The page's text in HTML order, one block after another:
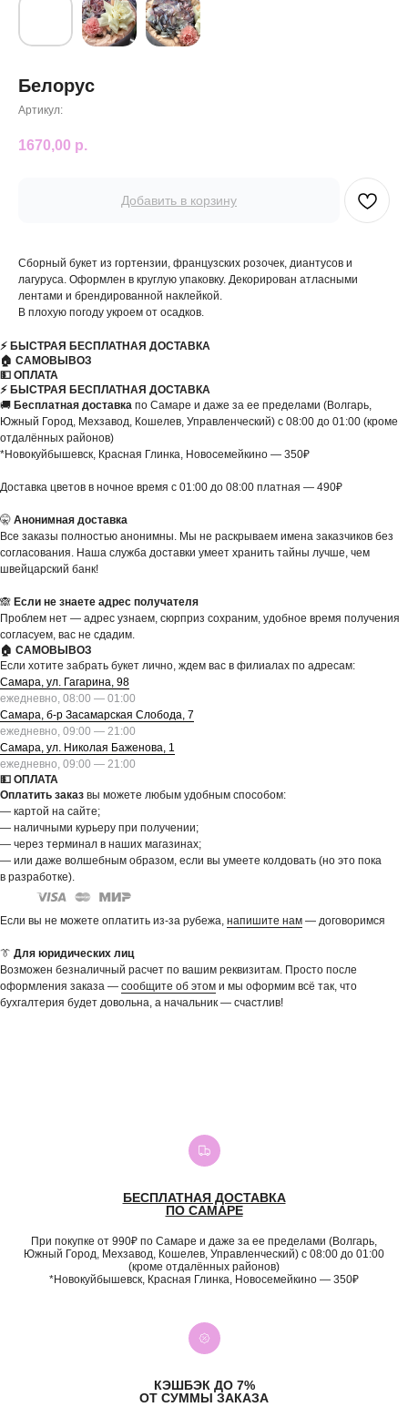
Белорус
Артикул:
1670,00 р.
Добавить в корзину
Сборный букет из гортензии, французских розочек, диантусов и
лагуруса. Оформлен в круглую упаковку. Декорирован атласными
лентами и брендированной наклейкой.
В плохую погоду укроем от осадков.
⚡️ БЫСТРАЯ БЕСПЛАТНАЯ ДОСТАВКА
🏠 САМОВЫВОЗ
💵 ОПЛАТА
⚡️ БЫСТРАЯ БЕСПЛАТНАЯ ДОСТАВКА
🚚 Бесплатная доставка по Самаре и даже за ее пределами (Волгарь,
Южный Город, Мехзавод, Кошелев, Управленческий) с 08:00 до 01:00 (кроме
отдалённых районов)
*Новокуйбышевск, Красная Глинка, Новосемейкино — 350₽
Доставка цветов в ночное время с 01:00 до 08:00 платная — 490₽
🤫 Анонимная доставка
Все заказы полностью анонимны. Мы не раскрываем имена заказчиков без
согласования. Наша служба доставки умеет хранить тайны лучше, чем
швейцарский банк!
🙈 Если не знаете адрес получателя
Проблем нет — адрес узнаем, сюрприз сохраним, удобное время получения
согласуем, вас не сдадим.
🏠 САМОВЫВОЗ
Если хотите забрать букет лично, ждем вас в филиалах по адресам:
Самара, ул. Гагарина, 98
ежедневно, 08:00 — 01:00
Самара, б-р Засамарская Слобода, 7
ежедневно, 09:00 — 21:00
Самара, ул. Николая Баженова, 1
ежедневно, 09:00 — 21:00
💵 ОПЛАТА
Оплатить заказ вы можете любым удобным способом:
— картой на сайте;
— наличными курьеру при получении;
— через терминал в наших магазинах;
— или даже волшебным образом, если вы умеете колдовать (но это пока
в разработке).
Если вы не можете оплатить из-за рубежа, напишите нам — договоримся
👔 Для юридических лиц
Возможен безналичный расчет по вашим реквизитам. Просто после
оформления заказа — сообщите об этом и мы оформим всё так, что
бухгалтерия будет довольна, а начальник — счастлив!
БЕСПЛАТНАЯ ДОСТАВКА
ПО САМАРЕ
При покупке от 990₽ по Самаре и даже за ее пределами (Волгарь,
Южный Город, Мехзавод, Кошелев, Управленческий) с 08:00 до 01:00
(кроме отдалённых районов)
*Новокуйбышевск, Красная Глинка, Новосемейкино — 350₽
КЭШБЭК ДО 7%
ОТ СУММЫ ЗАКАЗА